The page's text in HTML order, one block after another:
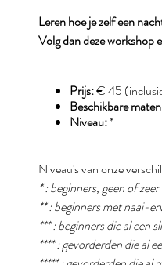
Leren hoe je zelf een
Volg dan deze workshop
Prijs:€ 45
Beschikbare
Niveau:*
Niveau's van onze
* : beginners, geen of
** : beginners met naai-
*** : beginners die al een
**** : gevorderden die al